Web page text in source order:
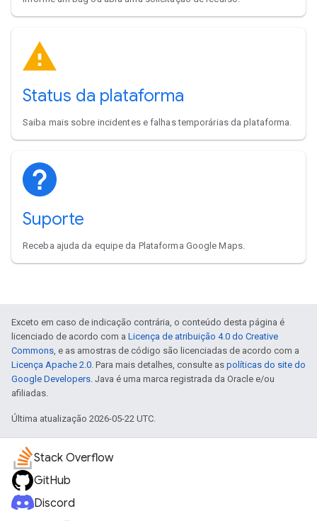
Status da plataforma
Saiba mais sobre incidentes e falhas temporárias da plataforma.
Suporte
Receba ajuda da equipe da Plataforma Google Maps.
Exceto em caso de indicação contrária, o conteúdo desta página é
licenciado de acordo com a Licença de atribuição 4.0 do Creative
Commons, e as amostras de código são licenciadas de acordo com a
Licença Apache 2.0. Para mais detalhes, consulte as políticas do site do
Google Developers. Java é uma marca registrada da Oracle e/ou
afiliadas.
Última atualização 2026-05-22 UTC.
Stack Overflow
GitHub
Discord